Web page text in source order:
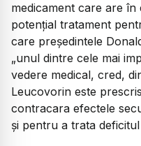
medicament care are în
potențial tratament
care președintele
„unul dintre cele mai
vedere medical, cred,
Leucovorin este
contracara efectele
și pentru a trata